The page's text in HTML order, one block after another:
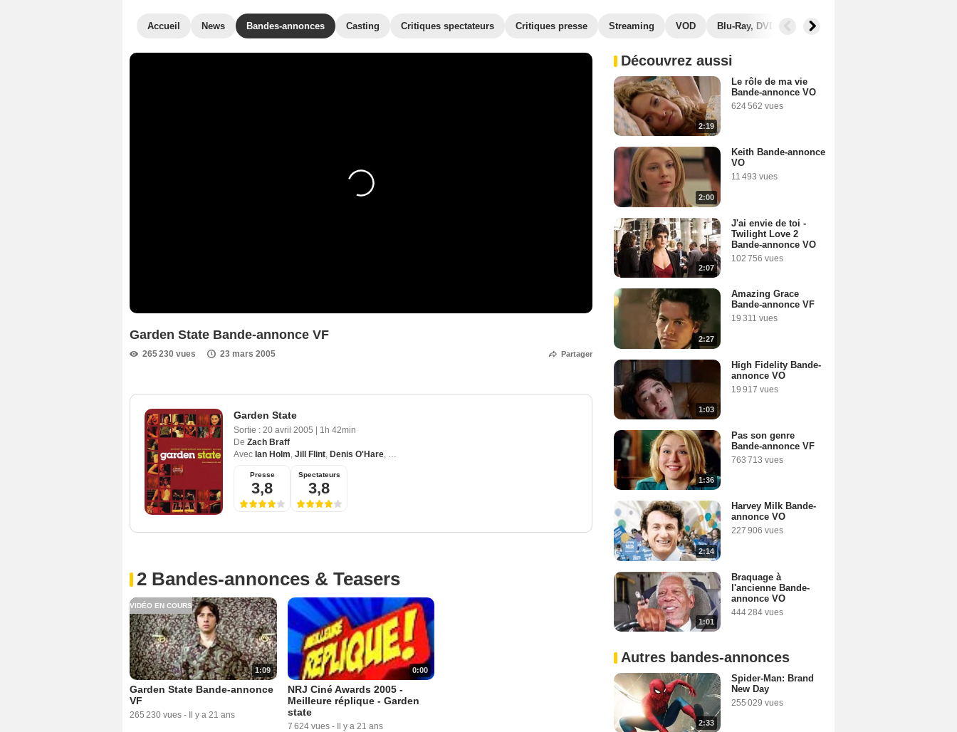
Accueil News Bandes-annonces Casting Critiques spectateurs Critiques presse Streaming VOD Blu-Ray, DVD Photos
Garden State Bande-annonce VF
265 230 vues 23 mars 2005 Partager
Garden State
Sortie : 20 avril 2005
1h 42min
De Zach Braff
Avec Ian Holm, Jill Flint, Denis O'Hare, Zach Braff
Presse
3,8
Spectateurs
3,8
2 Bandes-annonces & Teasers
1:09
VIDÉO EN COURS
Garden State Bande-annonce
VF
265 230 vues - Il y a 21 ans
0:00
NRJ Ciné Awards 2005 -
Meilleure réplique - Garden
state
7 624 vues - Il y a 21 ans
Découvrez aussi
2:19
Le rôle de ma vie
Bande-annonce VO
624 562 vues
2:00
Keith Bande-annonce
VO
11 493 vues
2:07
J'ai envie de toi -
Twilight Love 2
Bande-annonce VO
102 756 vues
2:27
Amazing Grace
Bande-annonce VF
19 311 vues
1:03
High Fidelity Bande-
annonce VO
19 917 vues
1:36
Pas son genre
Bande-annonce VF
763 713 vues
2:14
Harvey Milk Bande-
annonce VO
227 906 vues
1:01
Braquage à
l'ancienne Bande-
annonce VO
444 284 vues
Autres bandes-annonces
2:33
Spider-Man: Brand
New Day
255 029 vues